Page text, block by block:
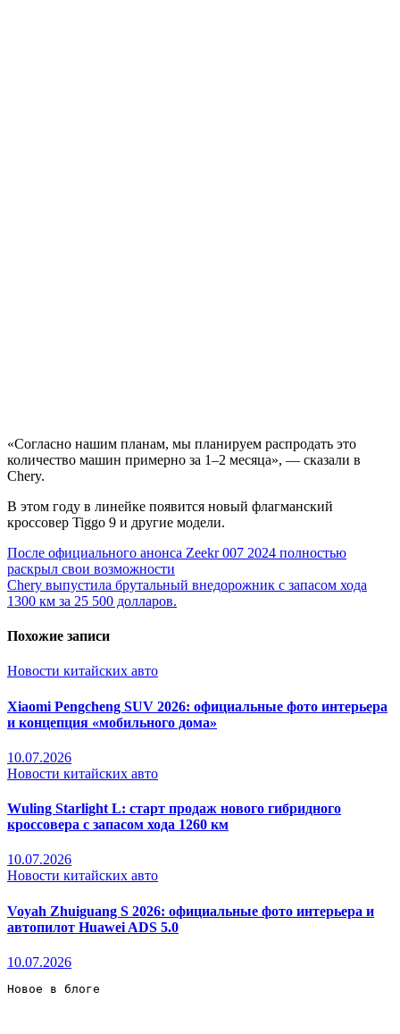
«Согласно нашим планам, мы планируем распродать это
количество машин примерно за 1–2 месяца», — сказали в
Chery.
В этом году в линейке появится новый флагманский
кроссовер Tiggo 9 и другие модели.
Навигация
по
записям
После официального анонса Zeekr 007 2024 полностью
раскрыл свои возможности
Chery выпустила брутальный внедорожник с запасом хода
1300 км за 25 500 долларов.
Похожие записи
Новости китайских авто
Xiaomi Pengcheng SUV 2026: официальные фото интерьера
и концепция «мобильного дома»
10.07.2026
Новости китайских авто
Wuling Starlight L: старт продаж нового гибридного
кроссовера с запасом хода 1260 км
10.07.2026
Новости китайских авто
Voyah Zhuiguang S 2026: официальные фото интерьера и
автопилот Huawei ADS 5.0
10.07.2026
Новое в блоге